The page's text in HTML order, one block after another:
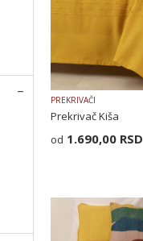
PREKRIVAČI
Prekrivač Kiša
1.690,00 RSD